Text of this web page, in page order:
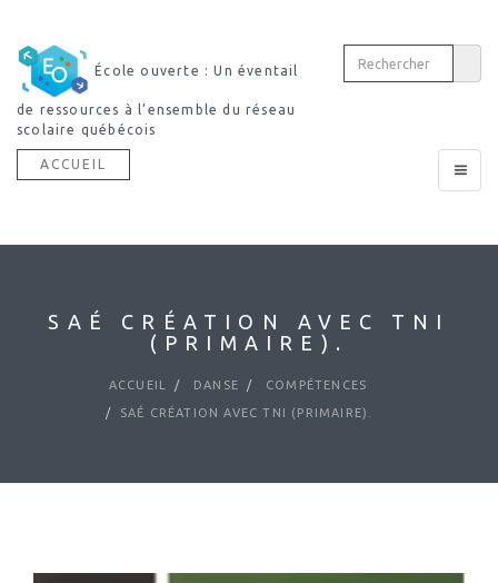
École ouverte : Un éventail
de ressources à l’ensemble du réseau
scolaire québécois
Toggle
ACCUEIL
SAÉ CRÉATION AVEC TNI
(PRIMAIRE).
ACCUEIL DANSE COMPÉTENCES
SAÉ CRÉATION AVEC TNI (PRIMAIRE).